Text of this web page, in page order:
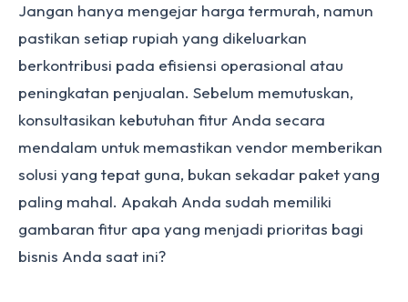
Jangan hanya mengejar harga termurah, namun
pastikan setiap rupiah yang dikeluarkan
berkontribusi pada efisiensi operasional atau
peningkatan penjualan. Sebelum memutuskan,
konsultasikan kebutuhan fitur Anda secara
mendalam untuk memastikan vendor memberikan
solusi yang tepat guna, bukan sekadar paket yang
paling mahal. Apakah Anda sudah memiliki
gambaran fitur apa yang menjadi prioritas bagi
bisnis Anda saat ini?